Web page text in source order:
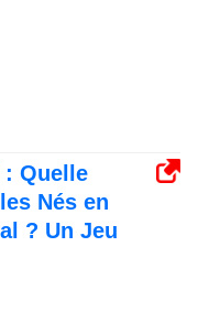
: Quelle
Nés en
? Un Jeu